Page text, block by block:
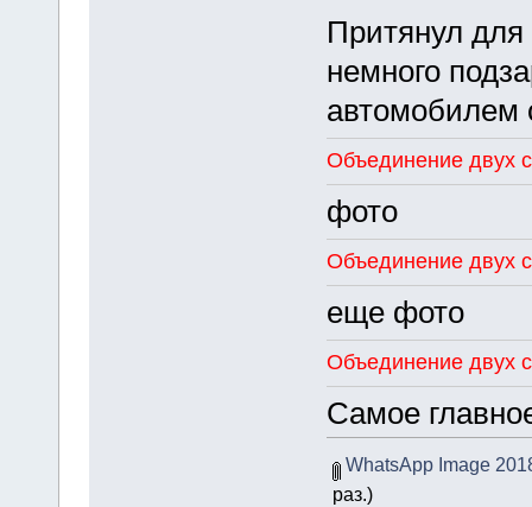
Притянул
немного
автомобилем
Объединение двух
фото
Объединение двух
еще фото
Объединение двух
Самое
WhatsApp Image
раз.)